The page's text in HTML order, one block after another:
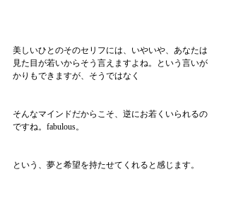
美しいひとのそのセリフには、いやいや、あなたは
見た目が若いからそう言えますよね。という言いが
かりもできますが、そうではなく
そんなマインドだからこそ、逆にお若くいられるの
ですね。fabulous。
という、夢と希望を持たせてくれると感じます。